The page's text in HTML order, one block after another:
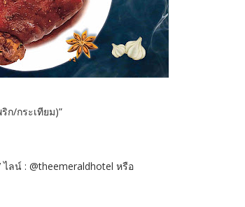
ก/กระเทียม)”
ลน์ : @theemeraldhotel หรือ